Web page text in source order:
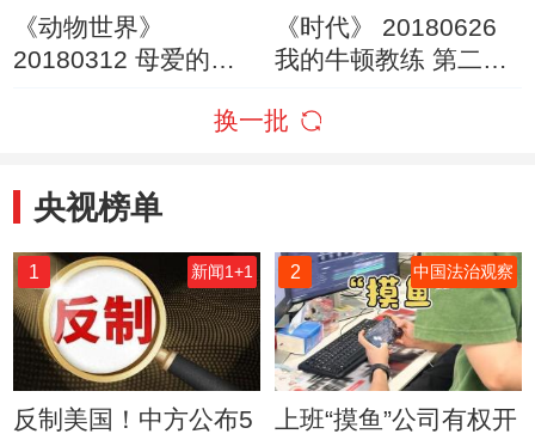
《动物世界》
20180312 母爱的呵
《时代》 20180626
我的牛顿教练 第二集
换一批
央视榜单
1 新闻1+1
反制美国！中方公布5
2 中国法治观察
上班“摸鱼”公司有权开